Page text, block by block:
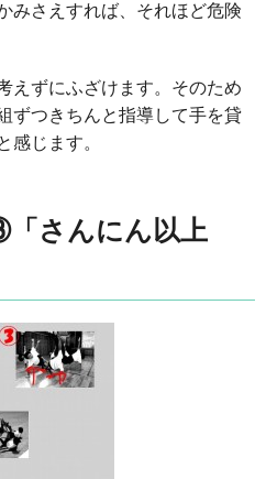
みさえすれば、それほど危険
えずにふざけます。そのため
ずつきちんと指導して手を貸
感じます。
さんにん以上